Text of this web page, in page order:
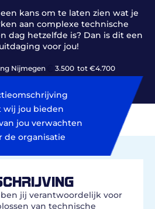
kans om te laten zien wat je
aan complexe technische
dag hetzelfde is? Dan is dit een
voor jou!
Nijmegen 3.500 tot €4.700
wij jou bieden
jou verwachten
de organisatie
jij verantwoordelijk voor
van technische